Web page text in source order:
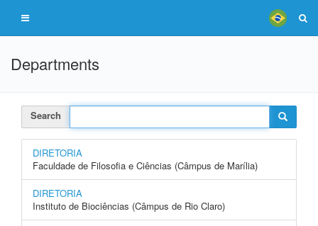
Departments
Search
DIRETORIA
Faculdade de Filosofia e Ciências (Câmpus de Marília)
DIRETORIA
Instituto de Biociências (Câmpus de Rio Claro)